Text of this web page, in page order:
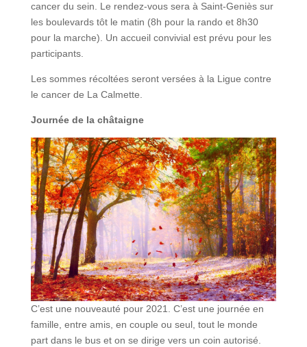
cancer du sein. Le rendez-vous sera à Saint-Geniès sur
les boulevards tôt le matin (8h pour la rando et 8h30
pour la marche). Un accueil convivial est prévu pour les
participants.
Les sommes récoltées seront versées à la Ligue contre
le cancer de La Calmette.
Journée de la châtaigne
C’est une nouveauté pour 2021. C’est une journée en
famille, entre amis, en couple ou seul, tout le monde
part dans le bus et on se dirige vers un coin autorisé.